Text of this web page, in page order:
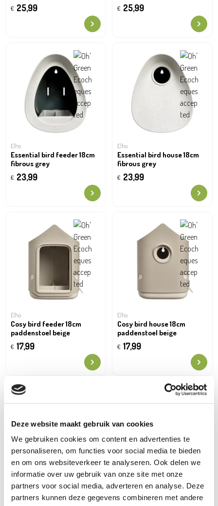
Deze website maakt gebruik van cookies
We gebruiken cookies om content en advertenties te
personaliseren, om functies voor social media te bieden
en om ons websiteverkeer te analyseren. Ook delen we
informatie over uw gebruik van onze site met onze
partners voor social media, adverteren en analyse. Deze
partners kunnen deze gegevens combineren met andere
€ 25,99 € 25,99
Elho
Essential bird feeder 18cm
fibrous grey
€ 23,99
Elho
Essential bird house 18cm
fibrous grey
€ 23,99
Elho
Cosy bird feeder 18cm
paddenstoel beige
€ 17,99
Elho
Cosy bird house 18cm
paddenstoel beige
€ 17,99
Transport box gipsy s-
46x31cm ice
Duvoplus
Gipsy eco transport box